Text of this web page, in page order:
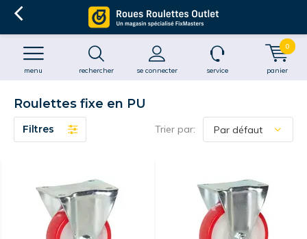
rechercher se connecter
menu service panier
0
Roulettes fixe en PU
Filtres Trier par: